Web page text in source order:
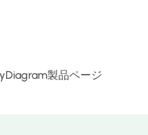
製品ページ